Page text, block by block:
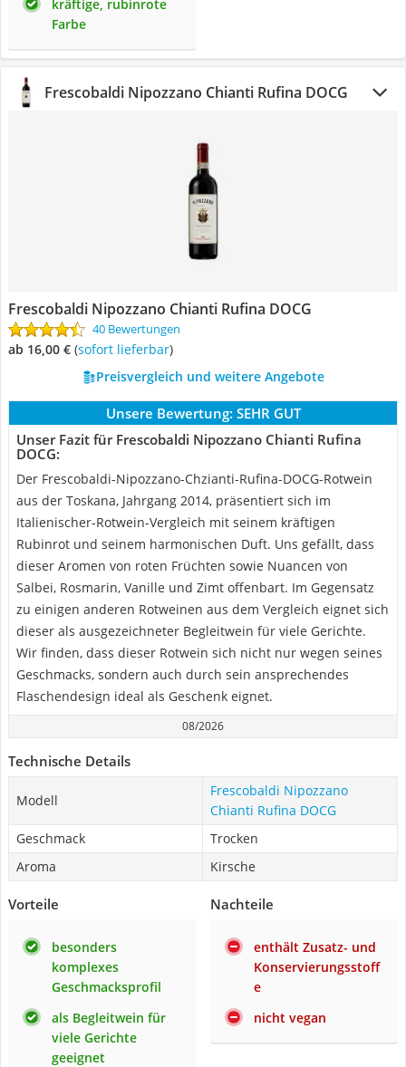
kräftige, rubinrote
Farbe
Frescobaldi Nipozzano Chianti Rufina DOCG
Frescobaldi Nipozzano Chianti Rufina DOCG
40 Bewertungen
ab 16,00 € ( Sofort lieferbar)
Preisvergleich und weitere Angebote
Unsere Bewertung: SEHR GUT
Unser Fazit für Frescobaldi Nipozzano Chianti Rufina
DOCG:
Der Frescobaldi-Nipozzano-Chzianti-Rufina-DOCG-Rotwein
aus der Toskana, Jahrgang 2014, präsentiert sich im
Italienischer-Rotwein-Vergleich mit seinem kräftigen
Rubinrot und seinem harmonischen Duft. Uns gefällt, dass
dieser Aromen von roten Früchten sowie Nuancen von
Salbei, Rosmarin, Vanille und Zimt offenbart. Im Gegensatz
zu einigen anderen Rotweinen aus dem Vergleich eignet sich
dieser als ausgezeichneter Begleitwein für viele Gerichte.
Wir finden, dass dieser Rotwein sich nicht nur wegen seines
Geschmacks, sondern auch durch sein ansprechendes
Flaschendesign ideal als Geschenk eignet.
08/2026
Technische Details
Modell
Frescobaldi Nipozzano
Chianti Rufina DOCG
Geschmack
Trocken
Aroma
Kirsche
Vorteile
besonders
komplexes
Geschmacksprofil
als Begleitwein für
viele Gerichte
geeignet
Nachteile
enthält Zusatz- und
Konservierungsstoff
e
nicht vegan